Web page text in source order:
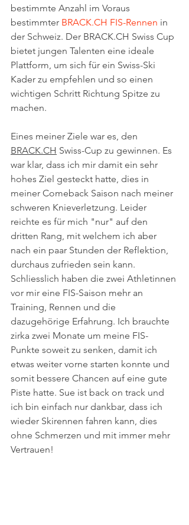
bestimmte Anzahl im Voraus
bestimmter BRACK.CH FIS-Rennen in
der Schweiz. Der BRACK.CH Swiss Cup
bietet jungen Talenten eine ideale
Plattform, um sich für ein Swiss-Ski
Kader zu empfehlen und so einen
wichtigen Schritt Richtung Spitze zu
machen.
Eines meiner Ziele war es, den
BRACK.CH Swiss-Cup zu gewinnen. Es
war klar, dass ich mir damit ein sehr
hohes Ziel gesteckt hatte, dies in
meiner Comeback Saison nach meiner
schweren Knieverletzung. Leider
reichte es für mich "nur" auf den
dritten Rang, mit welchem ich aber
nach ein paar Stunden der Reflektion,
durchaus zufrieden sein kann.
Schliesslich haben die zwei Athletinnen
vor mir eine FIS-Saison mehr an
Training, Rennen und die
dazugehörige Erfahrung. Ich brauchte
zirka zwei Monate um meine FIS-
Punkte soweit zu senken, damit ich
etwas weiter vorne starten konnte und
somit bessere Chancen auf eine gute
Piste hatte. Sue ist back on track und
ich bin einfach nur dankbar, dass ich
wieder Skirennen fahren kann, dies
ohne Schmerzen und mit immer mehr
Vertrauen!